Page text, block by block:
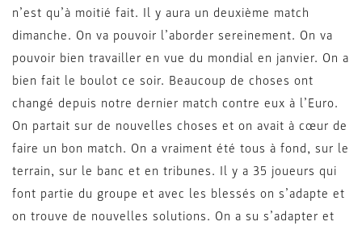
n’est qu’à moitié fait. Il y aura un deuxième match
dimanche. On va pouvoir l’aborder sereinement. On va
pouvoir bien travailler en vue du mondial en janvier. On a
bien fait le boulot ce soir. Beaucoup de choses ont
changé depuis notre dernier match contre eux à l’Euro.
On partait sur de nouvelles choses et on avait à cœur de
faire un bon match. On a vraiment été tous à fond, sur le
terrain, sur le banc et en tribunes. Il y a 35 joueurs qui
font partie du groupe et avec les blessés on s’adapte et
on trouve de nouvelles solutions. On a su s’adapter et